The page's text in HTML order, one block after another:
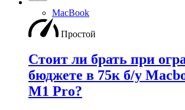
MacBook
Простой
Стоит ли брать при
бюджете в 75к б/у
M1 Pro?